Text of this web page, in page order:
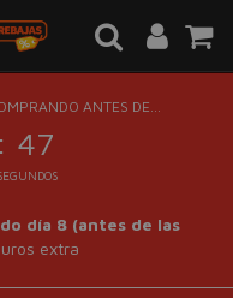
ANTES DE...
: 47
día 8 (antes de las
extra